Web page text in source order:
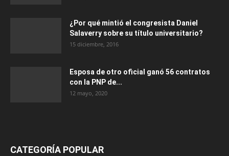
¿Por qué mintió el congresista Daniel
Salaverry sobre su título universitario?
15 diciembre, 2016
Esposa de otro oficial ganó 56 contratos
con la PNP de...
12 mayo, 2020
CATEGORÍA POPULAR